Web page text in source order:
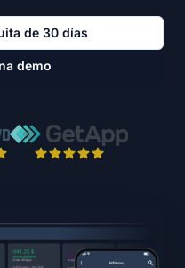
de 30 días
demo